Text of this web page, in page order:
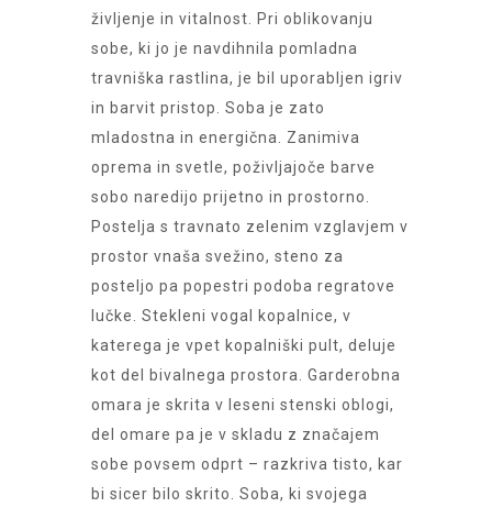
življenje in vitalnost. Pri oblikovanju
sobe, ki jo je navdihnila pomladna
travniška rastlina, je bil uporabljen igriv
in barvit pristop. Soba je zato
mladostna in energična. Zanimiva
oprema in svetle, poživljajoče barve
sobo naredijo prijetno in prostorno.
Postelja s travnato zelenim vzglavjem v
prostor vnaša svežino, steno za
posteljo pa popestri podoba regratove
lučke. Stekleni vogal kopalnice, v
katerega je vpet kopalniški pult, deluje
kot del bivalnega prostora. Garderobna
omara je skrita v leseni stenski oblogi,
del omare pa je v skladu z značajem
sobe povsem odprt – razkriva tisto, kar
bi sicer bilo skrito. Soba, ki svojega